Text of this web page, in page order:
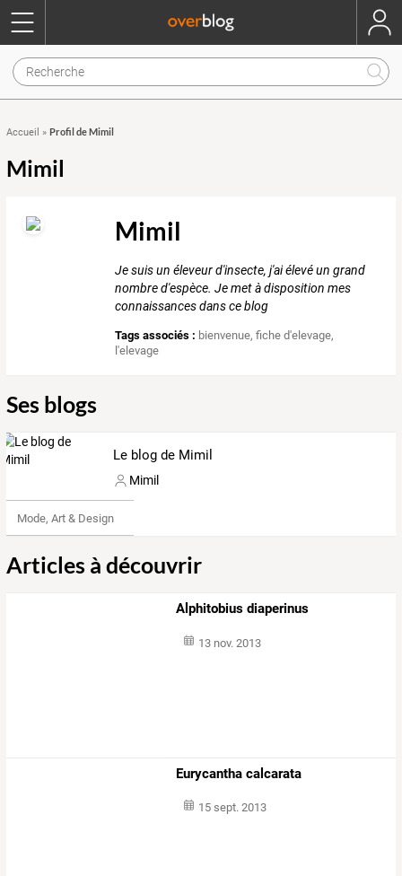
Accueil » Profil de Mimil
Mimil
Mimil
Je suis un éleveur d'insecte, j'ai élevé un grand
nombre d'espèce. Je met à disposition mes
connaissances dans ce blog
Tags associés : bienvenue,fiche d'elevage,
l'elevage
Ses blogs
Le blog de Mimil
Mimil
Mode, Art & Design
Articles à découvrir
Alphitobius diaperinus
13 nov. 2013
Eurycantha calcarata
15 sept. 2013